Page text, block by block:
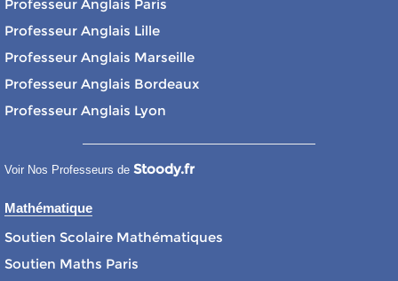
Professeur Anglais Paris
Professeur Anglais Lille
Professeur Anglais Marseille
Professeur Anglais Bordeaux
Professeur Anglais Lyon
Voir Nos Professeurs de Stoody.fr
Mathématique
Soutien Scolaire Mathématiques
Soutien Maths Paris